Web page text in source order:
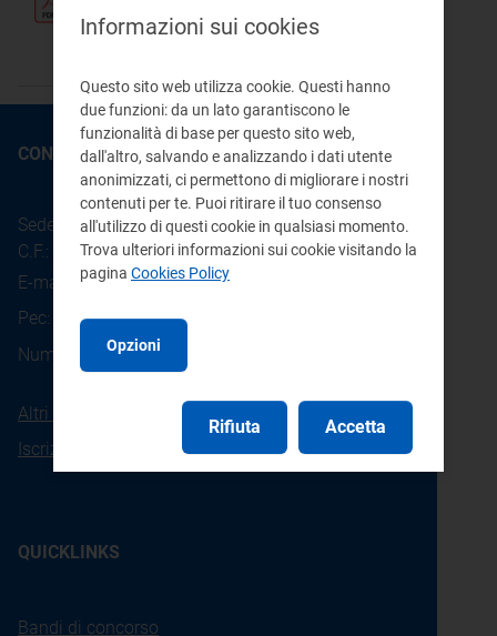
pdf 237 KB
CONTATTI
Sede legale: Piazza Cavour 5 - 20121 - Milano
C.F.: 97190020152
E-mail:info@arera.it
Pec:
protocollo@pec.arera.it
Numero verde consumatori:
Altri contatti
Iscrizione alla newsletter
QUICKLINKS
Bandi di concorso
Informazioni sui cookies
Questo sito web utilizza cookie. Questi hanno
due funzioni: da un lato garantiscono le
funzionalità di base per questo sito web,
dall'altro, salvando e analizzando i dati utente
anonimizzati, ci permettono di migliorare i nostri
contenuti per te. Puoi ritirare il tuo consenso
all'utilizzo di questi cookie in qualsiasi momento.
Trova ulteriori informazioni sui cookie visitando la
pagina Cookies Policy
Opzioni
Rifiuta Accetta